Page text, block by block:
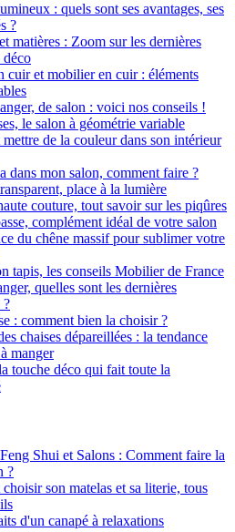
: quels sont ses avantages, ses
?
matières : Zoom sur les dernières
déco
cuir et mobilier en cuir : éléments
de salon : voici nos conseils !
le salon à géométrie variable
de la couleur dans son intérieur
dans mon salon, comment faire ?
place à la lumière
couture, tout savoir sur les piqûres
complément idéal de votre salon
du chêne massif pour sublimer votre
tapis, les conseils Mobilier de France
quelles sont les dernières
?
: comment bien la choisir ?
chaises dépareillées : la tendance
manger
touche déco qui fait toute la
Shui et Salons : Comment faire la
?
son matelas et sa literie, tous
d'un canapé à relaxations